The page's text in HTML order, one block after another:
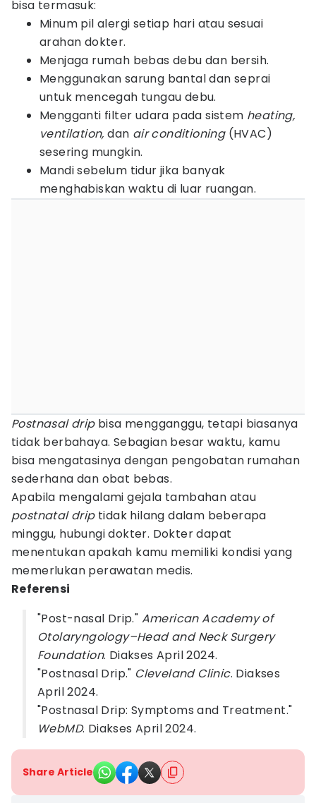
bisa termasuk:
Minum pil alergi setiap hari atau sesuai
arahan dokter.
Menjaga rumah bebas debu dan bersih.
Menggunakan sarung bantal dan seprai
untuk mencegah tungau debu.
Mengganti filter udara pada sistem heating,
ventilation,dan air conditioning(HVAC)
sesering mungkin.
Mandi sebelum tidur jika banyak
menghabiskan waktu di luar ruangan.
Postnasal dripbisa mengganggu, tetapi biasanya
tidak berbahaya. Sebagian besar waktu, kamu
bisa mengatasinya dengan pengobatan rumahan
sederhana dan obat bebas.
Apabila mengalami gejala tambahan atau
postnatal driptidak hilang dalam beberapa
minggu, hubungi dokter. Dokter dapat
menentukan apakah kamu memiliki kondisi yang
memerlukan perawatan medis.
Referensi
"Post-nasal Drip." American Academy of
Otolaryngology–Head and Neck Surgery
Foundation. Diakses April 2024.
"Postnasal Drip." Cleveland Clinic. Diakses
April 2024.
"Postnasal Drip: Symptoms and Treatment."
WebMD. Diakses April 2024.
Share Article